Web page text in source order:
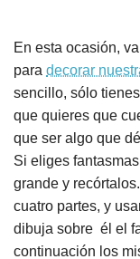
En esta ocasión,
para decorar
sencillo, sólo
que quieres que
que ser algo que
Si eliges
grande y
cuatro partes, y
dibuja sobre él el
continuación los